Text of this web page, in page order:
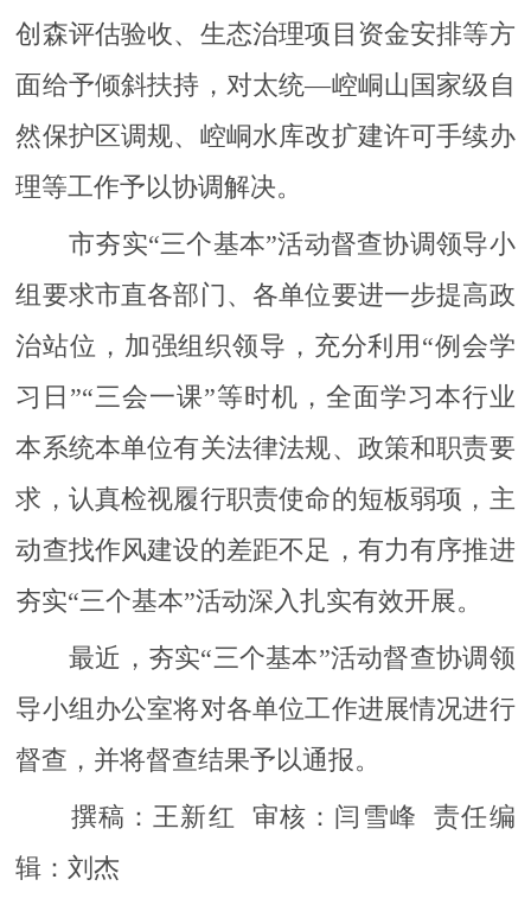
创森评估验收、生态治理项目资金安排等方
面给予倾斜扶持，对太统—崆峒山国家级自
然保护区调规、崆峒水库改扩建许可手续办
理等工作予以协调解决。
市夯实“三个基本”活动督查协调领导小
组要求市直各部门、各单位要进一步提高政
治站位，加强组织领导，充分利用“例会学
习日”“三会一课”等时机，全面学习本行业
本系统本单位有关法律法规、政策和职责要
求，认真检视履行职责使命的短板弱项，主
动查找作风建设的差距不足，有力有序推进
夯实“三个基本”活动深入扎实有效开展。
最近，夯实“三个基本”活动督查协调领
导小组办公室将对各单位工作进展情况进行
督查，并将督查结果予以通报。
撰稿：王新红 审核：闫雪峰 责任编
辑：刘杰